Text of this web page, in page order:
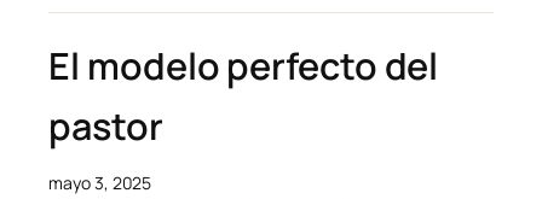
El modelo perfecto del
pastor
mayo 3, 2025